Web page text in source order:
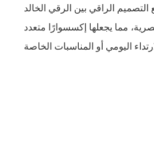
الراقي بين الرقي الخالد
مما يجعلها إكسسوارًا متعدد